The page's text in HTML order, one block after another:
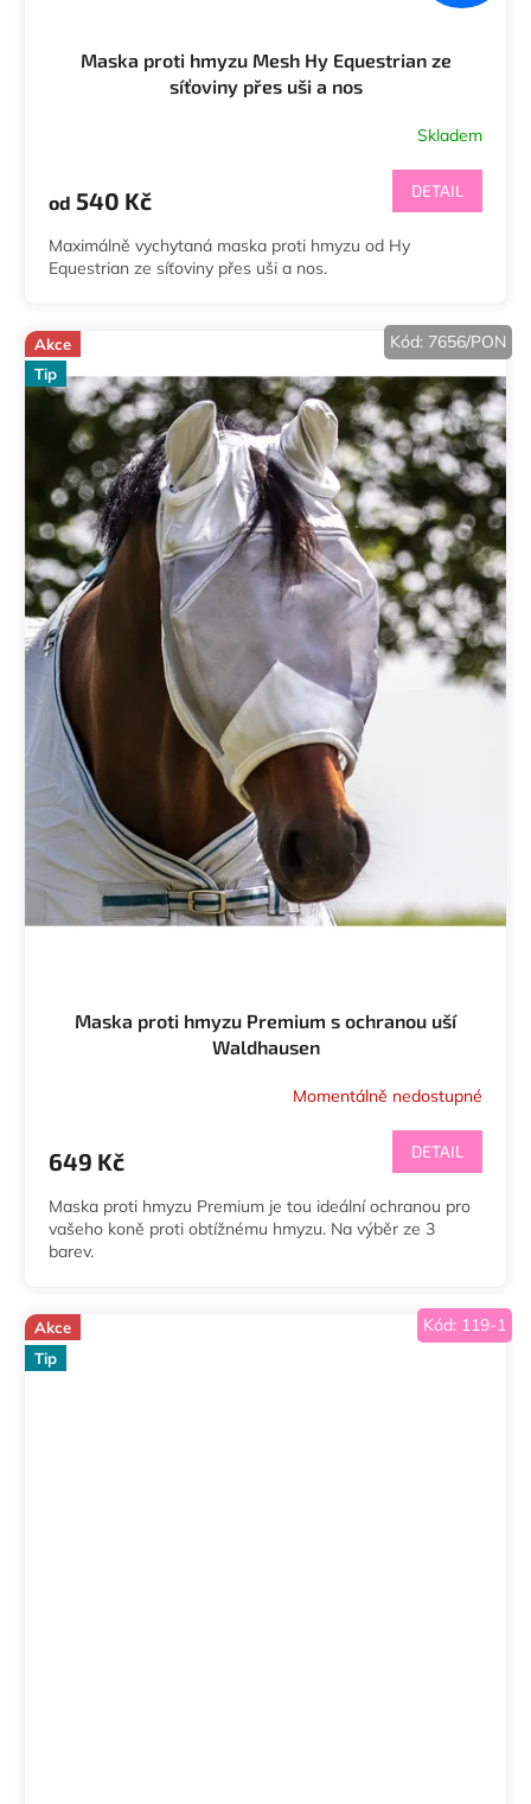
Maska proti hmyzu Mesh Hy Equestrian ze
síťoviny přes uši a nos
je
z
5
Skladem
od 540 Kč DETAIL
Maximálně vychytaná maska proti hmyzu od Hy
Equestrian ze síťoviny přes uši a nos.
Akce
Tip
Maska proti hmyzu Premium s ochranou uší
Waldhausen
Momentálně nedostupné
649 Kč DETAIL
Maska proti hmyzu Premium je tou ideální ochranou pro
vašeho koně proti obtížnému hmyzu. Na výběr ze 3
barev.
Kód: 7656/PON
Akce
Tip
Kód: 119-1